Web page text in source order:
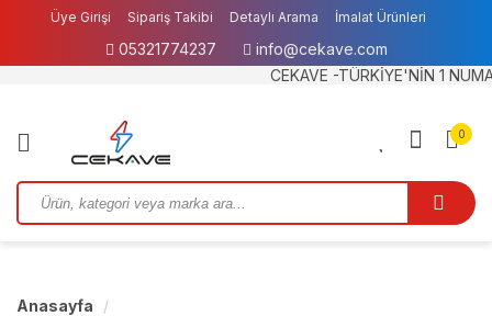
Üye Girişi Sipariş Takibi Detaylı Arama İmalat Ürünleri
Garanti ve İade IBAN BİLGİLERİMİZ
05321774237
info@cekave.com
CEKAVE -TÜRKİYE'NİN 1
0
Anasayfa